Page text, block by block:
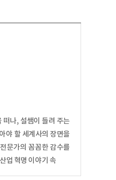
떠나, 설쌤이 들려 주는
야 할 세계사의 장면을
문가의 꼼꼼한 감수를
업 혁명 이야기 속